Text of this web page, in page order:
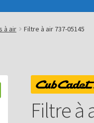
à air Filtre à air 737-05145
Filtre à